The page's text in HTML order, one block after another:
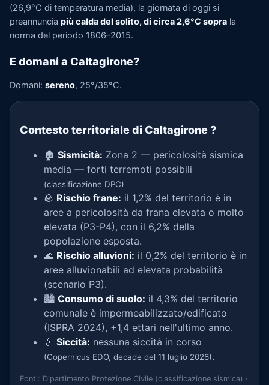
(26,9°C di temperatura media), la giornata di oggi si
preannuncia più calda del solito, di circa 2,6°C sopra la
norma del periodo 1806–2015.
E domani a Caltagirone?
Domani: sereno, 25°/35°C.
Contesto territoriale di Caltagirone?
🏚️ Sismicità: Zona 2 — pericolosità sismica
media — forti terremoti possibili
(classificazione DPC)
🪨 Rischio frane: il 1,2% del territorio è in
aree a pericolosità da frana elevata o molto
elevata (P3-P4), con il 6,2% della
popolazione esposta.
🌊 Rischio alluvioni: il 0,2% del territorio è in
aree alluvionabili ad elevata probabilità
(scenario P3).
🏙️ Consumo di suolo: il 4,3% del territorio
comunale è impermeabilizzato/edificato
(ISPRA 2024), +1,4 ettari nell'ultimo anno.
💧 Siccità: nessuna siccità in corso
(Copernicus EDO, decade del 11 luglio 2026).
Fonti: Dipartimento Protezione Civile (classificazione sismica) ·